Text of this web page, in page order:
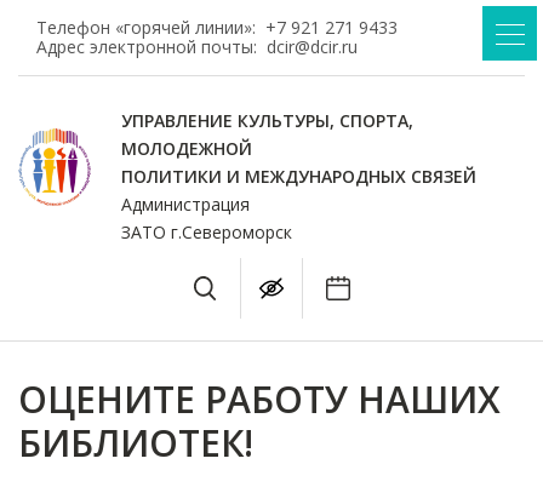
Телефон «горячей линии»: +7 921 271 9433
Адрес электронной почты: dcir@dcir.ru
УПРАВЛЕНИЕ КУЛЬТУРЫ, СПОРТА,
МОЛОДЕЖНОЙ
ПОЛИТИКИ И МЕЖДУНАРОДНЫХ СВЯЗЕЙ
Администрация
ЗАТО г.Североморск
ОЦЕНИТЕ РАБОТУ НАШИХ
БИБЛИОТЕК!